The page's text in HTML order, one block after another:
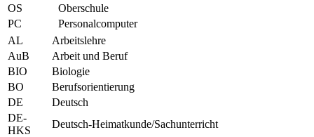
OS
Oberschule
PC
Personalcomputer
AL
Arbeitslehre
AuB
Arbeit und Beruf
BIO
Biologie
BO
Berufsorientierung
DE
Deutsch
DE-
HKS
Deutsch-Heimatkunde/Sachunterricht